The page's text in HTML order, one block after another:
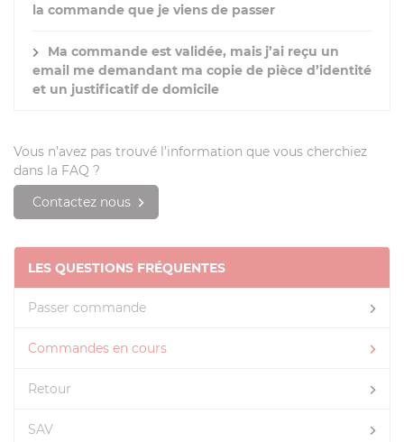
LES QUESTIONS FRÉQUENTES
Passer commande
Commandes en cours
Retour
SAV
la commande que je viens de passer
Ma commande est validée, mais j’ai reçu un
email me demandant ma copie de pièce d’identité
et un justificatif de domicile
Vous n’avez pas trouvé l’information que vous cherchiez
dans la FAQ ?
Contactez nous